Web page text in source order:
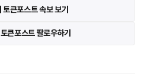
큰포스트 속보 보기
큰포스트 팔로우하기